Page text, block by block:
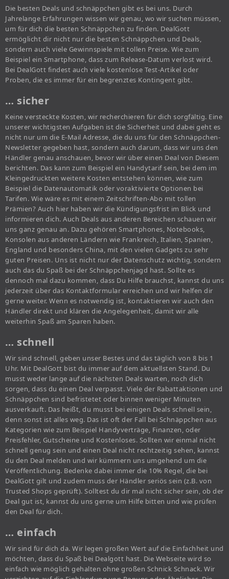
Die besten Deals und schnäppchen gibt es bei uns. Durch
Jahrelange Erfahrungen wissen wir genau, wo wir suchen müssen,
um für dich die besten Schnäppchen zu finden. DealGott
ermöglicht dir nicht nur die besten Schnäppchen und Deals,
sondern auch viele Gewinnspiele mit tollen Preise. Wie zum
Beispiel ein Smartphone, dass zum Release-Datum verlost wird.
Bei DealGott findest auch viele kostenlose Test-Artikel oder
Proben, die es immer für ein begrenztes Kontingent gibt.
… sicher
Keine versteckte Kosten, wir recherchieren für dich sorgfältig. Eine
unserer wichtigsten Aufgaben ist die Sicherheit und dabei geht es
nicht nur um die E-Mail Adresse, die du uns für den Schnäppchen-
Newsletter gegeben hast, sondern auch darum, dass wir uns den
Händler genau anschauen, bevor wir über einen Deal von Diesem
berichten. Das kann zum Beispiel ein Handytarif sein, bei dem im
Kleingedruckten weitere Kosten entstehen können, wie zum
Beispiel die Datenautomatik oder voraktivierte Optionen bei
Tarifen. Wie wäre es mit einem Zeitschriften-Abo mit tollen
Prämien? Auch hier haben wir die Kündigungsfrist im Blick und
informieren dich. Auch Deals aus anderen Bereichen schauen wir
uns ganz genau an. Dazu gehören Smartphones, Notebooks,
Konsolen aus anderen Ländern wie Frankreich, Italien, Spanien,
England und besonders China, mit den vielen Gadgets zu sehr
guten Preisen. Uns ist nicht nur der Datenschutz wichtig, sondern
auch das du Spaß bei der Schnäppchenjagd hast. Sollte es
dennoch mal dazu kommen, dass Du Hilfe brauchst, kannst du uns
jederzeit über das Kontaktformular erreichen und wir helfen dir
gerne weiter. Wenn es notwendig ist, kontaktieren wir auch den
Händler direkt und klären die Angelegenheit, damit wir alle
weiterhin Spaß am Sparen haben.
… schnell
Wir sind schnell, geben unser Bestes und das täglich von 8 bis 1
Uhr. Mit DealGott bist du immer auf dem aktuellsten Stand. Du
musst weder lange auf die nächsten Deals warten, noch dich
sorgen, dass du einen Deal verpasst. Viele der Rabattaktionen und
Schnäppchen sind befristetet oder binnen weniger Minuten
ausverkauft. Das heißt, du musst bei einigen Deals schnell sein,
denn sonst ist alles weg. Das ist oft der Fall bei Schnäppchen aus
Kategorien wie zum Beispiel Handyverträge, Finanzen, oder
Preisfehler, Gutscheine und Kostenloses. Sollten wir einmal nicht
schnell genug sein und einen Deal nicht rechtzeitig sehen, kannst
du den Deal melden und wir kümmern uns umgehend um die
Veröffentlichung. Bedenke dabei immer die 10% Regel, die bei
DealGott gilt und zudem muss der Händler seriös sein (z.B. von
Trusted Shops geprüft). Solltest du dir mal nicht sicher sein, ob der
Deal gut ist, kannst du uns gerne um Hilfe bitten und wie prüfen
den Deal für dich.
… einfach
Wir sind für dich da. Wir legen großen Wert auf die Einfachheit und
möchten, dass du Spaß bei Dealgott hast. Die Webseite wird so
einfach wie möglich gehalten ohne großen Schnick Schnack. Wir